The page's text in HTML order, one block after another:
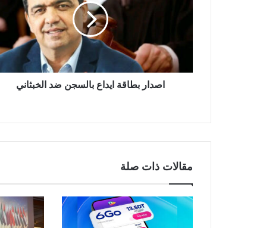
اصدار بطاقة ايداع بالسجن ضد الخبثاني
مقالات ذات صلة